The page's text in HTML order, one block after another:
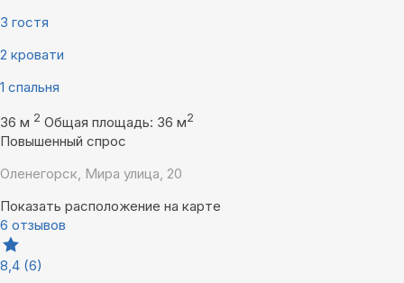
3 гостя
2 кровати
1 спальня
36 м 2 Общая площадь: 36 м2
Повышенный спрос
Оленегорск, Мира улица, 20
Показать расположение на карте
6 отзывов
8,4 (6)